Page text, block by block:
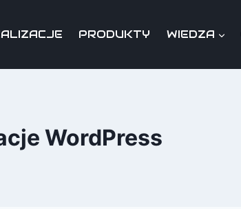
PRODUKTY WIEDZA
WordPress